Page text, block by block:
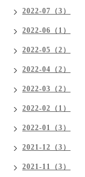
2022-07（3）
2022-06（1）
2022-05（2）
2022-04（2）
2022-03（2）
2022-02（1）
2022-01（3）
2021-12（3）
2021-11（3）